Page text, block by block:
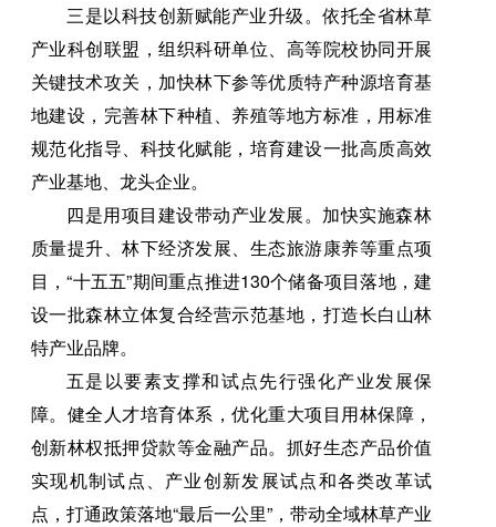
三是以科技创新赋能产业升级。依托全省林草
产业科创联盟，组织科研单位、高等院校协同开展
关键技术攻关，加快林下参等优质特产种源培育基
地建设，完善林下种植、养殖等地方标准，用标准
规范化指导、科技化赋能，培育建设一批高质高效
产业基地、龙头企业。
四是用项目建设带动产业发展。加快实施森林
质量提升、林下经济发展、生态旅游康养等重点项
目，“十五五”期间重点推进130个储备项目落地，建
设一批森林立体复合经营示范基地，打造长白山林
特产业品牌。
五是以要素支撑和试点先行强化产业发展保
障。健全人才培育体系，优化重大项目用林保障，
创新林权抵押贷款等金融产品。抓好生态产品价值
实现机制试点、产业创新发展试点和各类改革试
点，打通政策落地“最后一公里”，带动全域林草产业